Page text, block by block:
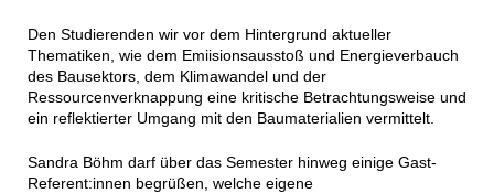
Den Studierenden wir vor dem Hintergrund aktueller
Thematiken, wie dem Emiisionsausstoß und Energieverbauch
des Bausektors, dem Klimawandel und der
Ressourcenverknappung eine kritische Betrachtungsweise und
ein reflektierter Umgang mit den Baumaterialien vermittelt.
Sandra Böhm darf über das Semester hinweg einige Gast-
Referent:innen begrüßen, welche eigene